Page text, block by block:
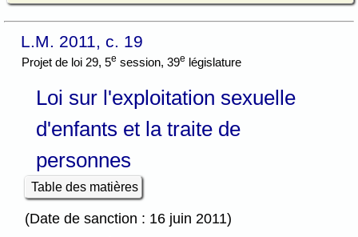
L.M. 2011, c. 19
Projet de loi 29, 5e session, 39e législature
Loi sur l'exploitation sexuelle
d'enfants et la traite de
personnes
Table des matières
(Date de sanction : 16 juin 2011)